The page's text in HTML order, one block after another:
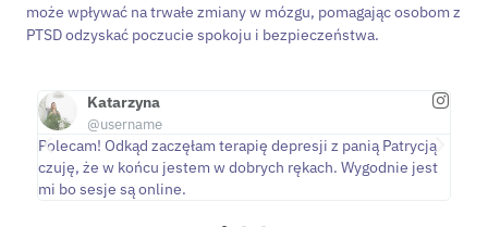
może wpływać na trwałe zmiany w mózgu, pomagając osobom z
PTSD odzyskać poczucie spokoju i bezpieczeństwa.
Katarzyna
@username
Polecam! Odkąd zaczęłam terapię depresji z panią Patrycją
czuję, że w końcu jestem w dobrych rękach. Wygodnie jest
mi bo sesje są online.